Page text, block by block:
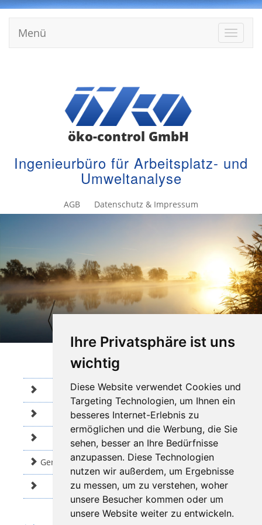
Ihre Privatsphäre ist uns
wichtig
Diese Website verwendet Cookies und
Targeting Technologien, um Ihnen ein
besseres Internet-Erlebnis zu
ermöglichen und die Werbung, die Sie
sehen, besser an Ihre Bedürfnisse
anzupassen. Diese Technologien
nutzen wir außerdem, um Ergebnisse
zu messen, um zu verstehen, woher
unsere Besucher kommen oder um
unsere Website weiter zu entwickeln.
Menü
Menü
öko-control GmbH
Ingenieurbüro für Arbeitsplatz- und
Umweltanalyse
AGB Datenschutz & Impressum
Emissionen
Bauphysik
Arbeitsplatz- und Innenraummessungen
Genehmigungsverfahren, Emissionserklärungen
Laborleistungen